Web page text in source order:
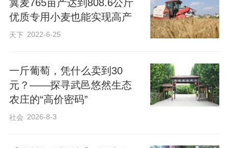
的运粮车。
见的金黄色小麦粒，而是呈黑褐色。“我们
种的是‘冀紫439’黑小麦，含有丰富的花青
素和微量元素，好吃有营养。”馆陶县月清
种植家庭农场负责人范月青捧起一把麦
冀麦765亩产达到808.6公斤
优质专用小麦也能实现高产
天下 2022-6-25
一斤葡萄，凭什么卖到30
元？——探寻武邑悠然生态
农庄的“高价密码”
社会 2026-8-3